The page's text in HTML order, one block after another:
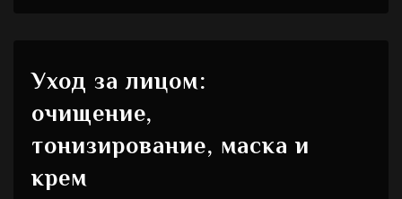
Уход за лицом:
очищение,
тонизирование, маска и
крем